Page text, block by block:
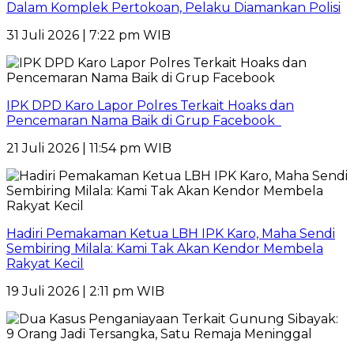
Dalam Komplek Pertokoan, Pelaku Diamankan Polisi
31 Juli 2026 | 7:22 pm WIB
IPK DPD Karo Lapor Polres Terkait Hoaks dan
Pencemaran Nama Baik di Grup Facebook
21 Juli 2026 | 11:54 pm WIB
Hadiri Pemakaman Ketua LBH IPK Karo, Maha Sendi
Sembiring Milala: Kami Tak Akan Kendor Membela
Rakyat Kecil
19 Juli 2026 | 2:11 pm WIB